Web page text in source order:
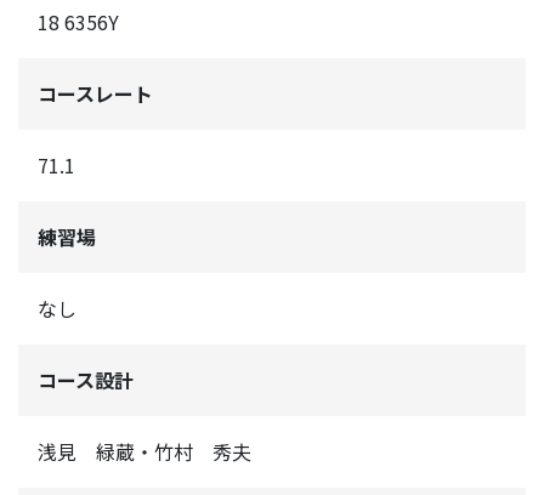
18 6356Y
コースレート
71.1
練習場
なし
コース設計
浅見 緑蔵・竹村 秀夫